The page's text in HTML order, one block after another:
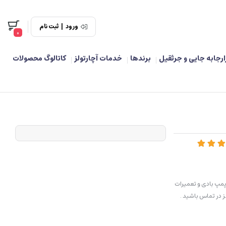
ورود | ثبت نام
0
جایی و جرثقیل برندها خدمات آچارتولز
کاتالوگ محصولات
بادی و تعمیرات
در تماس باشید .